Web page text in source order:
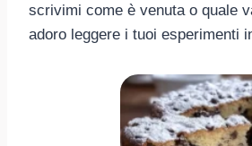
scrivimi come è venuta o quale
adoro leggere i tuoi esperimenti